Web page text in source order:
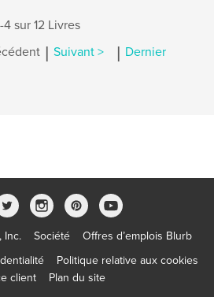
4 sur 12 Livres
| Suivant > | Dernier
Inc. Société
Offres d’emplois Blurb
Politique relative aux cookies
client
Plan du site